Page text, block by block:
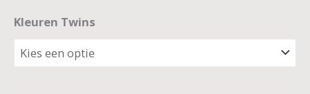
Kleuren Twins